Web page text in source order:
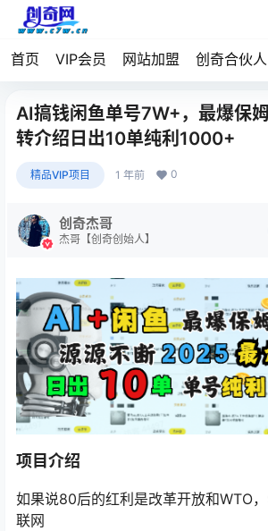
首页 VIP会员 网站加盟 创奇合伙人
AI搞钱闲鱼单号7W+，最爆保
转介绍日出10单纯利1000+
精品VIP项目 1 年前 0
创奇杰哥
杰哥【创奇创始人】
项目介绍
如果说80后的红利是改革开放和WTO
联网